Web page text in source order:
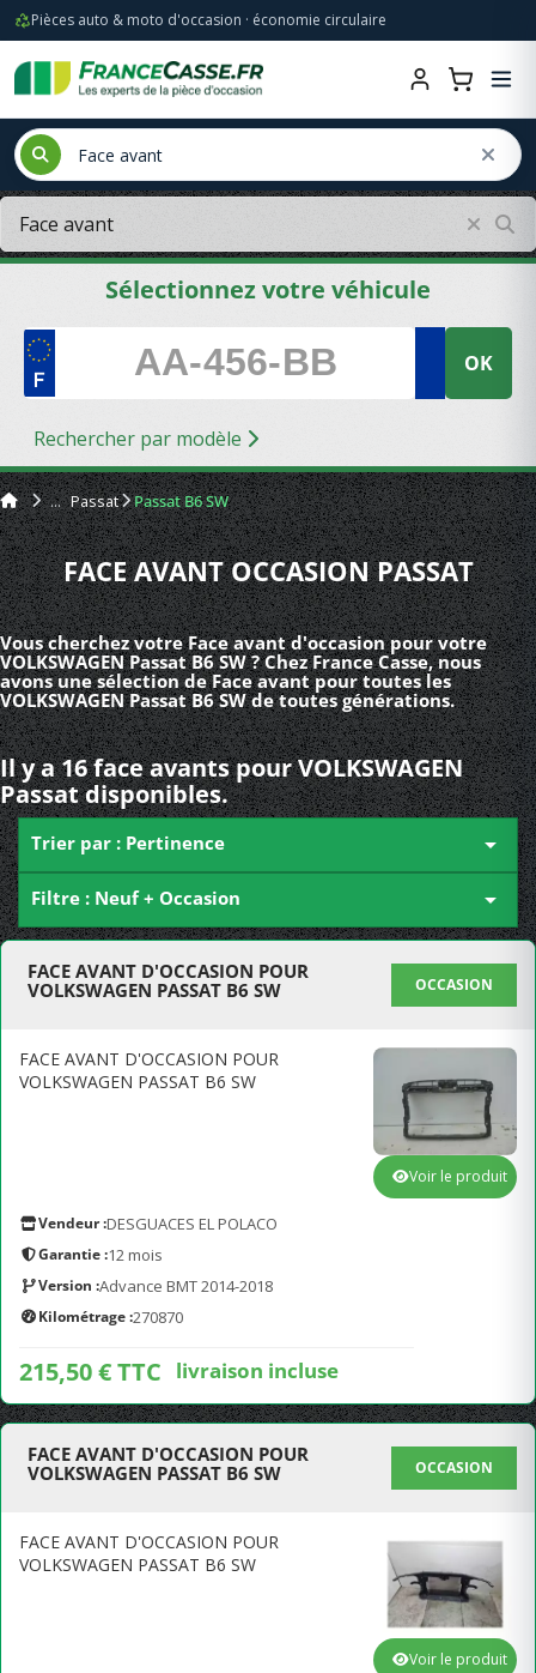
Pièces auto & moto d'occasion · économie circulaire
Sélectionnez votre véhicule
OK
Rechercher par modèle
Passat Passat B6 SW
FACE AVANT OCCASION PASSAT
Vous cherchez votre Face avant d'occasion pour votre
VOLKSWAGEN Passat B6 SW ? Chez France Casse, nous
avons une sélection de Face avant pour toutes les
VOLKSWAGEN Passat B6 SW de toutes générations.
Il y a 16 face avants pour VOLKSWAGEN
Passat disponibles.
Trier par : Pertinence 
Filtre : Neuf + Occasion 
FACE AVANT D'OCCASION POUR
VOLKSWAGEN PASSAT B6 SW
OCCASION
FACE AVANT D'OCCASION POUR
VOLKSWAGEN PASSAT B6 SW
Vendeur :DESGUACES EL POLACO
Garantie :12 mois
Version :Advance BMT 2014-2018
Kilométrage :270870
215,50 € TTC livraison incluse
Voir le produit
FACE AVANT D'OCCASION POUR
VOLKSWAGEN PASSAT B6 SW
OCCASION
FACE AVANT D'OCCASION POUR
VOLKSWAGEN PASSAT B6 SW
Voir le produit